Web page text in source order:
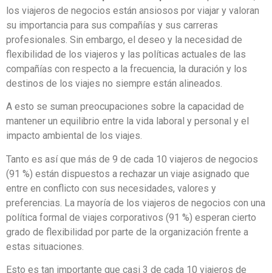
regional, encargado por SAP Concur, se destacan los
siguientes aspectos.
La flexibilidad vs. las políticas corporativas: por un lado,
los viajeros de negocios están ansiosos por viajar y valoran
su importancia para sus compañías y sus carreras
profesionales. Sin embargo, el deseo y la necesidad de
flexibilidad de los viajeros y las políticas actuales de las
compañías con respecto a la frecuencia, la duración y los
destinos de los viajes no siempre están alineados.
A esto se suman preocupaciones sobre la capacidad de
mantener un equilibrio entre la vida laboral y personal y el
impacto ambiental de los viajes.
Tanto es así que más de 9 de cada 10 viajeros de negocios
(91 %) están dispuestos a rechazar un viaje asignado que
entre en conflicto con sus necesidades, valores y
preferencias. La mayoría de los viajeros de negocios con una
política formal de viajes corporativos (91 %) esperan cierto